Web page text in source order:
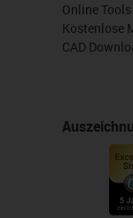
Online Tools
Kostenlose
CAD